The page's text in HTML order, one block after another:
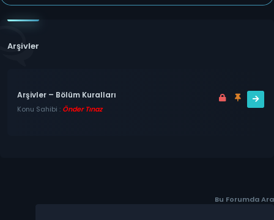
Arşivler
Arşivler – Bölüm Kuralları
Konu Sahibi : Önder Tınaz
Bu Forumda Ara